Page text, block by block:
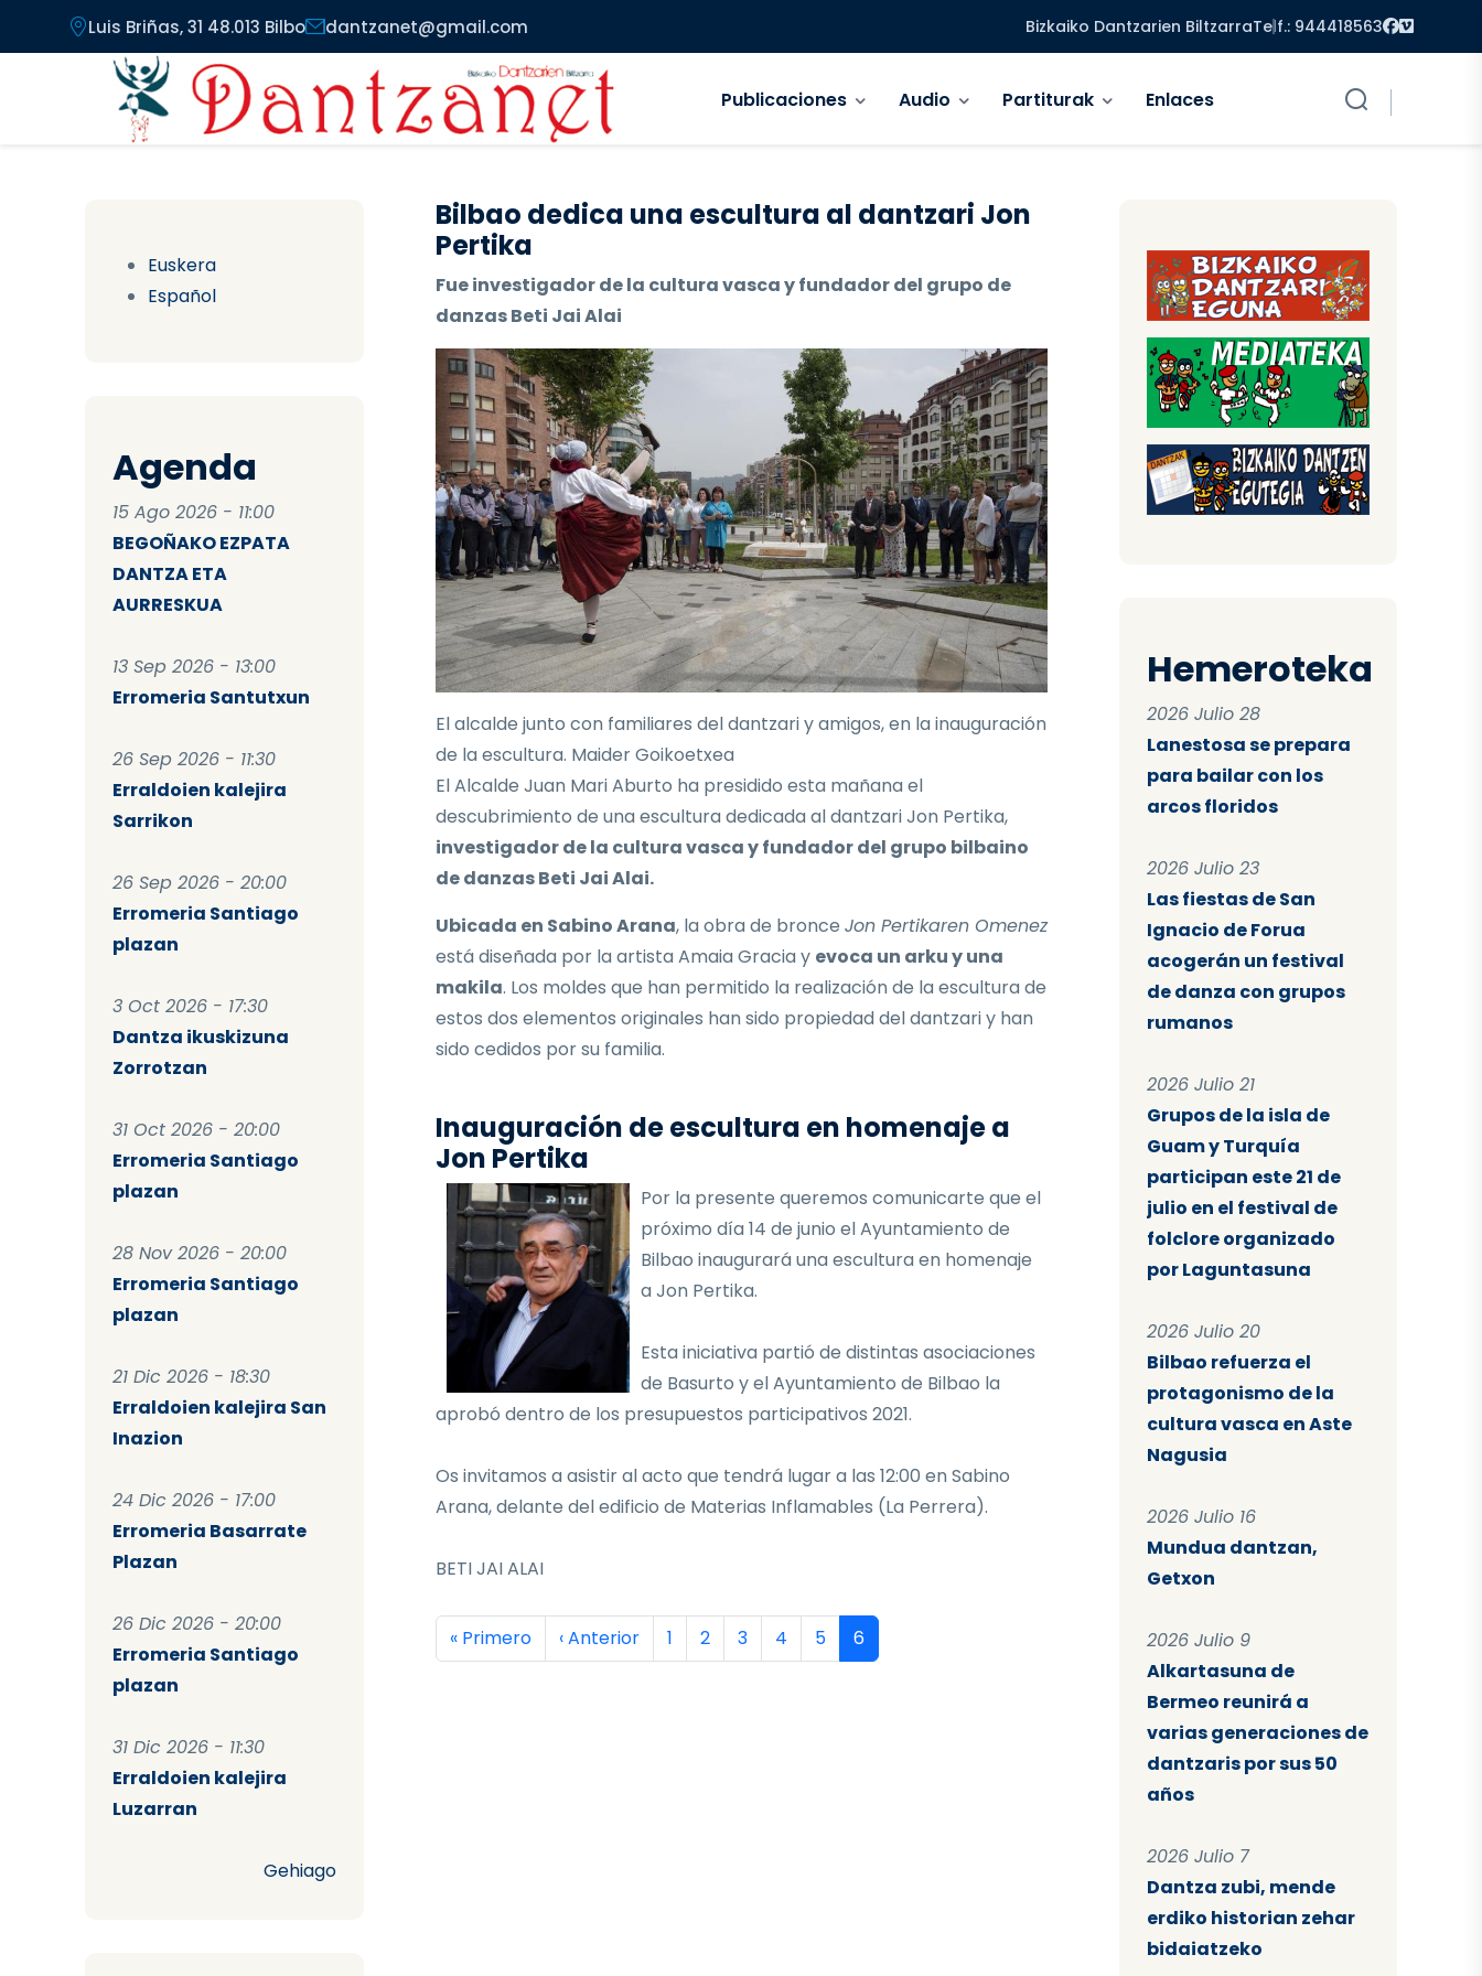
Pasar al contenido principal
Luis Briñas, 31 48.013 Bilbo dantzanet@gmail.com Bizkaiko Dantzarien BiltzarraTelf.: 944418563 Facebook
Vimeo
Publicaciones Audio Partiturak Enlaces
Euskera
Español
Agenda
15 Ago 2026 - 11:00
BEGOÑAKO EZPATA
DANTZA ETA
AURRESKUA
13 Sep 2026 - 13:00
Erromeria Santutxun
26 Sep 2026 - 11:30
Erraldoien kalejira
Sarrikon
26 Sep 2026 - 20:00
Erromeria Santiago
plazan
3 Oct 2026 - 17:30
Dantza ikuskizuna
Zorrotzan
31 Oct 2026 - 20:00
Erromeria Santiago
plazan
28 Nov 2026 - 20:00
Erromeria Santiago
plazan
21 Dic 2026 - 18:30
Erraldoien kalejira San
Inazion
24 Dic 2026 - 17:00
Erromeria Basarrate
Plazan
26 Dic 2026 - 20:00
Erromeria Santiago
plazan
31 Dic 2026 - 11:30
Erraldoien kalejira
Luzarran
Gehiago
Bilbao dedica una escultura al dantzari Jon
Pertika
Fue investigador de la cultura vasca y fundador del grupo de
danzas Beti Jai Alai
El alcalde junto con familiares del dantzari y amigos, en la inauguración
de la escultura. Maider Goikoetxea
El Alcalde Juan Mari Aburto ha presidido esta mañana el
descubrimiento de una escultura dedicada al dantzari Jon Pertika,
investigador de la cultura vasca y fundador del grupo bilbaino
de danzas Beti Jai Alai.
Ubicada en Sabino Arana, la obra de bronce Jon Pertikaren Omenez
está diseñada por la artista Amaia Gracia y evoca un arku y una
makila. Los moldes que han permitido la realización de la escultura de
estos dos elementos originales han sido propiedad del dantzari y han
sido cedidos por su familia.
Inauguración de escultura en homenaje a
Jon Pertika
Por la presente queremos comunicarte que el
próximo día 14 de junio el Ayuntamiento de
Bilbao inaugurará una escultura en homenaje
a Jon Pertika.
Esta iniciativa partió de distintas asociaciones
de Basurto y el Ayuntamiento de Bilbao la
aprobó dentro de los presupuestos participativos 2021.
Os invitamos a asistir al acto que tendrá lugar a las 12:00 en Sabino
Arana, delante del edificio de Materias Inflamables (La Perrera).
BETI JAI ALAI
Paginación
Primera página
« Primero Página anterior
‹ Anterior Página
1 Página
2 Página
3 Página
4 Página
5 Página actual
6
Hemeroteka
2026 Julio 28
Lanestosa se prepara
para bailar con los
arcos floridos
2026 Julio 23
Las fiestas de San
Ignacio de Forua
acogerán un festival
de danza con grupos
rumanos
2026 Julio 21
Grupos de la isla de
Guam y Turquía
participan este 21 de
julio en el festival de
folclore organizado
por Laguntasuna
2026 Julio 20
Bilbao refuerza el
protagonismo de la
cultura vasca en Aste
Nagusia
2026 Julio 16
Mundua dantzan,
Getxon
2026 Julio 9
Alkartasuna de
Bermeo reunirá a
varias generaciones de
dantzaris por sus 50
años
2026 Julio 7
Dantza zubi, mende
erdiko historian zehar
bidaiatzeko